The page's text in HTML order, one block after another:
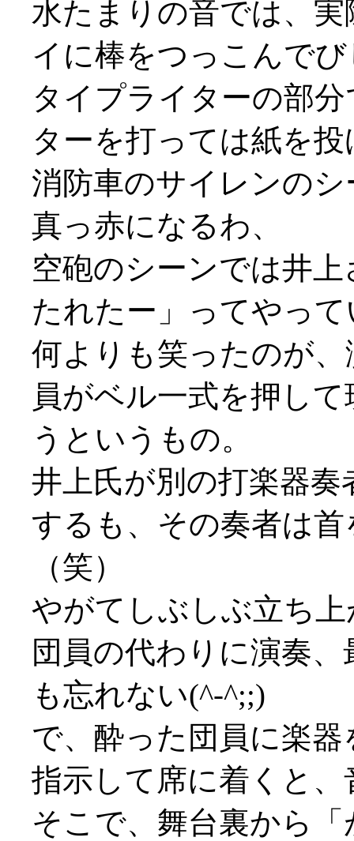
水たまりの音では、
イに棒をつっこんで
タイプライターの部
ターを打っては紙を
消防車のサイレンの
真っ赤になるわ、
空砲のシーンでは井
たれたー」ってやっ
何よりも笑ったのが
員がベル一式を押し
うというもの。
井上氏が別の打楽器
するも、その奏者は
（笑）
やがてしぶしぶ立ち
団員の代わりに演奏
も忘れない(^-^;;)
で、酔った団員に楽
指示して席に着くと
そこで、舞台裏から